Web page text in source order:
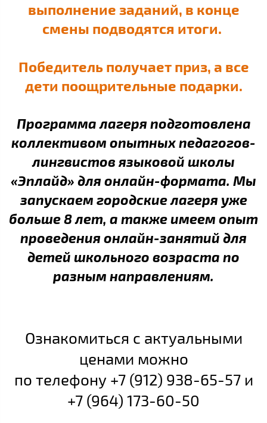
выполнение заданий, в конце
смены подводятся итоги.
Победитель получает приз, а все
дети поощрительные подарки.
Программа лагеря подготовлена
коллективом опытных педагогов-
лингвистов языковой школы
«Эплайд» для онлайн-формата. Мы
запускаем городские лагеря уже
больше 8 лет, а также имеем опыт
проведения онлайн-занятий для
детей школьного возраста по
разным направлениям.
Ознакомиться с актуальными
ценами можно
по телефону +7 (912) 938-65-57 и
+7 (964) 173-60-50